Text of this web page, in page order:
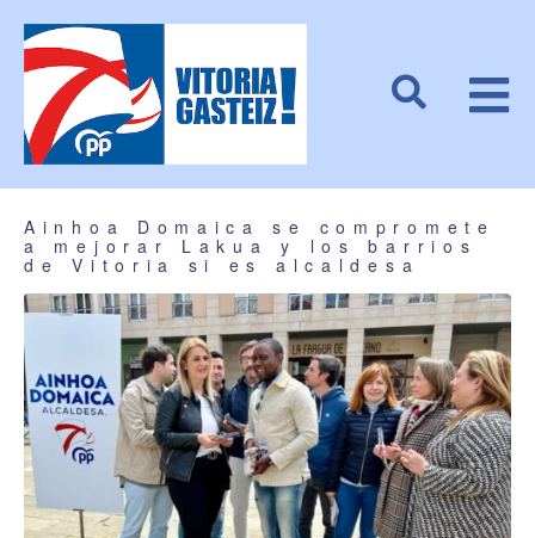
Ainhoa Domaica se compromete
a mejorar Lakua y los barrios
de Vitoria si es alcaldesa